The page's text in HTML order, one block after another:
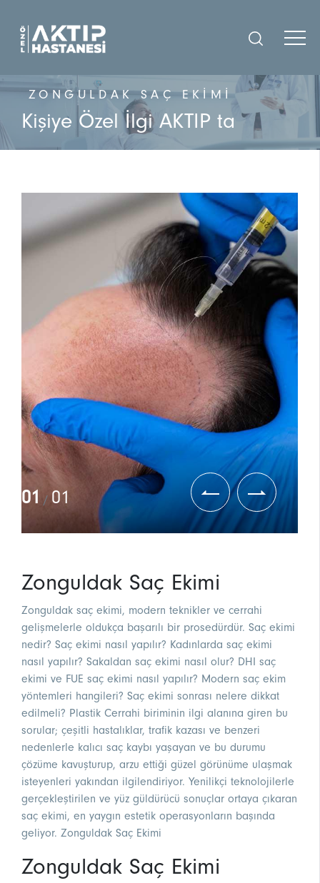
ZONGULDAK SAÇ EKIMI
Kişiye Özel İlgi AKTIP ta
01 / 01
Zonguldak Saç Ekimi
Zonguldak saç ekimi, modern teknikler ve cerrahi
gelişmelerle oldukça başarılı bir prosedürdür. Saç ekimi
nedir? Saç ekimi nasıl yapılır? Kadınlarda saç ekimi
nasıl yapılır? Sakaldan saç ekimi nasıl olur? DHI saç
ekimi ve FUE saç ekimi nasıl yapılır? Modern saç ekim
yöntemleri hangileri? Saç ekimi sonrası nelere dikkat
edilmeli? Plastik Cerrahi biriminin ilgi alanına giren bu
sorular; çeşitli hastalıklar, trafik kazası ve benzeri
nedenlerle kalıcı saç kaybı yaşayan ve bu durumu
çözüme kavuşturup, arzu ettiği güzel görünüme ulaşmak
isteyenleri yakından ilgilendiriyor. Yenilikçi teknolojilerle
gerçekleştirilen ve yüz güldürücü sonuçlar ortaya çıkaran
saç ekimi, en yaygın estetik operasyonların başında
geliyor. Zonguldak Saç Ekimi
Zonguldak Saç Ekimi